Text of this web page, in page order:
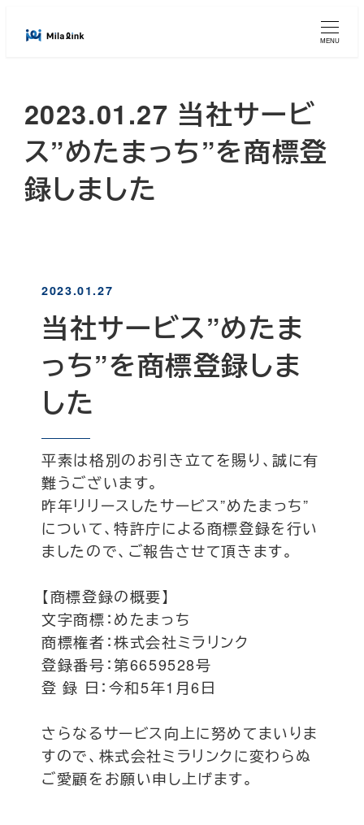
MENU
2023.01.27 当社サービ
ス”めたまっち”を商標登
録しました
2023.01.27
当社サービス”めたま
っち”を商標登録しま
した
平素は格別のお引き立てを賜り、誠に有
難うございます。
昨年リリースしたサービス”めたまっち”
について、特許庁による商標登録を行い
ましたので、ご報告させて頂きます。
【商標登録の概要】
文字商標：めたまっち
商標権者：株式会社ミラリンク
登録番号：第6659528号
登 録 日：今和5年1月6日
さらなるサービス向上に努めてまいりま
すので、株式会社ミラリンクに変わらぬ
ご愛顧をお願い申し上げます。